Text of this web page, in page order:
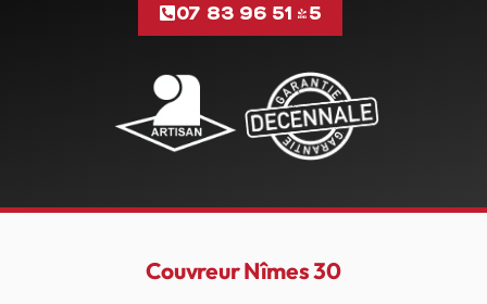
07 83 96 51 45
Couvreur Nîmes 30